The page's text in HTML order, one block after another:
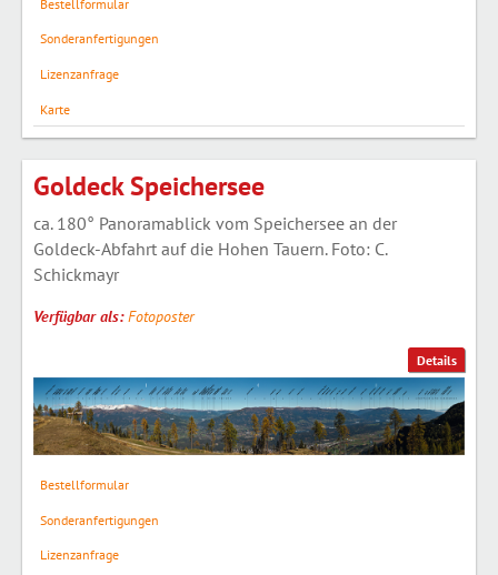
Bestellformular
Sonderanfertigungen
Lizenzanfrage
Karte
Details
Goldeck Speichersee
ca. 180° Panoramablick vom Speichersee an der
Goldeck-Abfahrt auf die Hohen Tauern. Foto: C.
Schickmayr
Verfügbar als:Fotoposter
Bestellformular
Sonderanfertigungen
Lizenzanfrage